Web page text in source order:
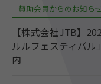
賛助会員からのお知ら
【株式会社JTB】
ルルフェスティバ
内